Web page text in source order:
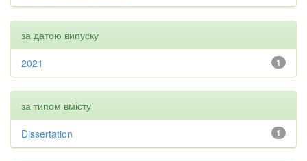
за датою випуску
1
2021
за типом вмісту
1
Dissertation